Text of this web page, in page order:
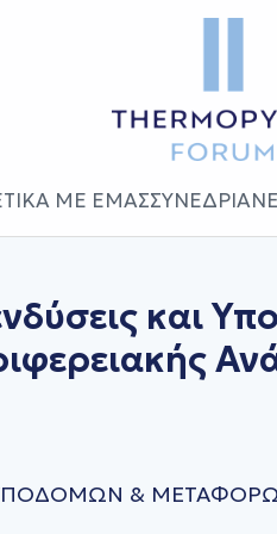
ΜΕ ΕΜΑΣΣΥΝΕΔΡΙΑ
και
ΥΠΟΔΟΜΩΝ &